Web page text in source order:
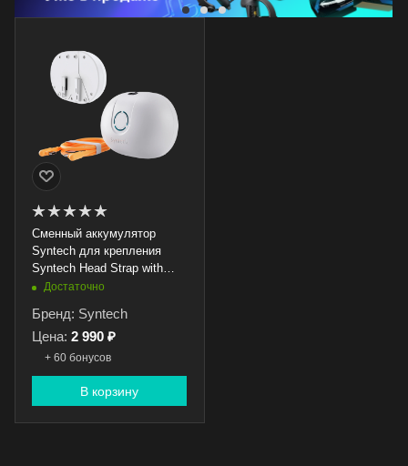
Сменный аккумулятор
Syntech для крепления
Syntech Head Strap with
Battery (10000 mAh, Snap-
Достаточно
Бренд: Syntech
Цена: 2 990 ₽
+ 60 бонусов
В корзину